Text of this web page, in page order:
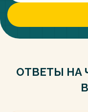
ОТВЕТЫ НА